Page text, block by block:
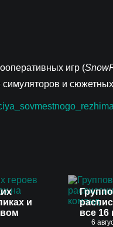
игр (
и
и
все 16
6